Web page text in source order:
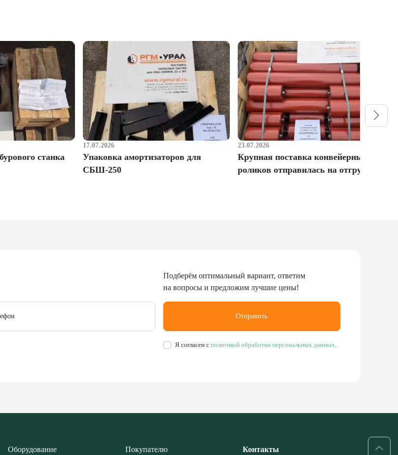
станка
17.07.2026
Упаковка амортизаторов для
СБШ-250
23.07.2026
Крупная поставка конвейерных
роликов отправилась на отгрузку
Я согласен сполитикой обработки персональных данных
Отправить
Подберём оптимальный вариант, ответим
на вопросы и предложим лучшие цены!
Оборудование Покупателю Контакты